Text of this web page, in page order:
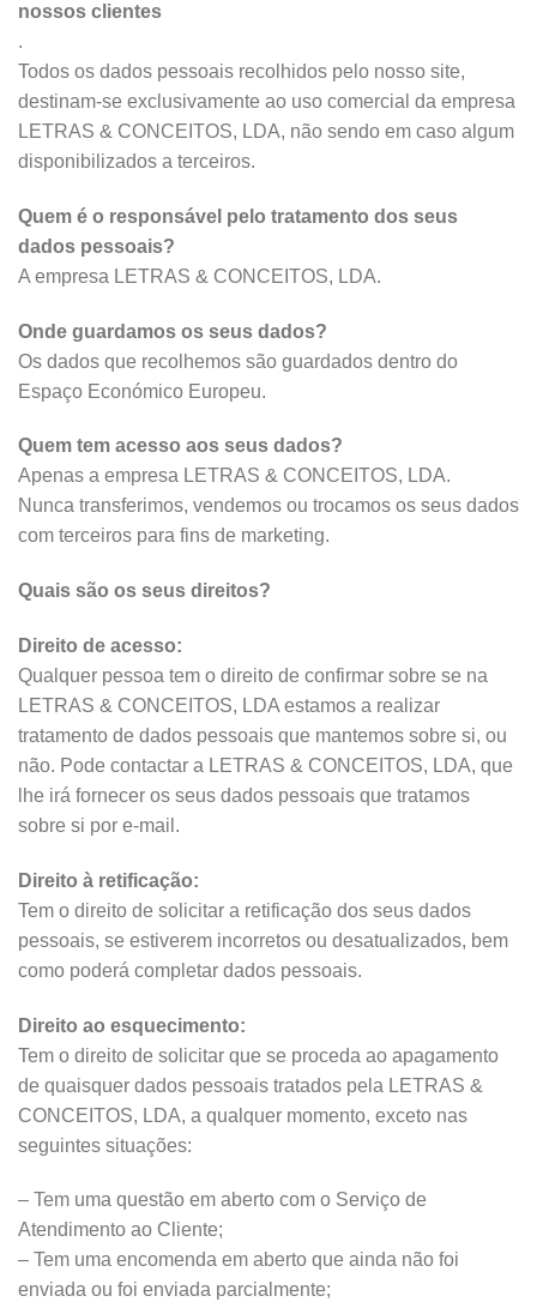
nossos clientes
.
Todos os dados pessoais recolhidos pelo nosso site,
destinam-se exclusivamente ao uso comercial da empresa
LETRAS & CONCEITOS, LDA, não sendo em caso algum
disponibilizados a terceiros.
Quem é o responsável pelo tratamento dos seus
dados pessoais?
A empresa LETRAS & CONCEITOS, LDA.
Onde guardamos os seus dados?
Os dados que recolhemos são guardados dentro do
Espaço Económico Europeu.
Quem tem acesso aos seus dados?
Apenas a empresa LETRAS & CONCEITOS, LDA.
Nunca transferimos, vendemos ou trocamos os seus dados
com terceiros para fins de marketing.
Quais são os seus direitos?
Direito de acesso:
Qualquer pessoa tem o direito de confirmar sobre se na
LETRAS & CONCEITOS, LDA estamos a realizar
tratamento de dados pessoais que mantemos sobre si, ou
não. Pode contactar a LETRAS & CONCEITOS, LDA, que
lhe irá fornecer os seus dados pessoais que tratamos
sobre si por e-mail.
Direito à retificação:
Tem o direito de solicitar a retificação dos seus dados
pessoais, se estiverem incorretos ou desatualizados, bem
como poderá completar dados pessoais.
Direito ao esquecimento:
Tem o direito de solicitar que se proceda ao apagamento
de quaisquer dados pessoais tratados pela LETRAS &
CONCEITOS, LDA, a qualquer momento, exceto nas
seguintes situações:
– Tem uma questão em aberto com o Serviço de
Atendimento ao Cliente;
– Tem uma encomenda em aberto que ainda não foi
enviada ou foi enviada parcialmente;